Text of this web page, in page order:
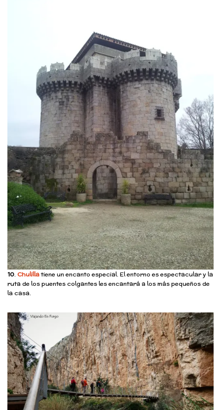
10.Chulillatiene un encanto especial. El entorno es espectacular y la
ruta de los puentes colgantes les encantará a los más pequeños de
la casa.